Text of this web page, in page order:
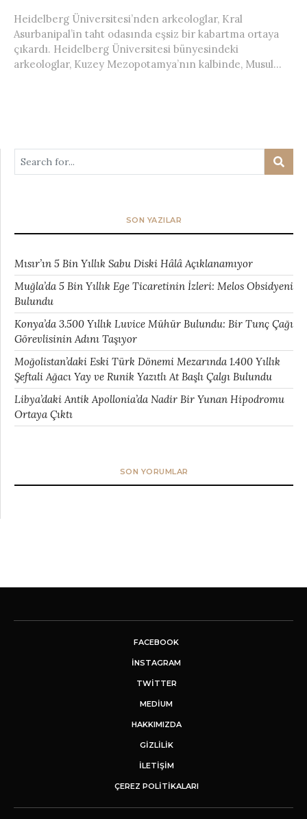
Heidelberg Üniversitesi’nden arkeologlar, Kral
Asurbanipal’in taht odasında eşsiz bir kabartma ortaya
çıkardı. Heidelberg Üniversitesi bünyesindeki
arkeologlar, Kuzey Mezopotamya’nın kalbinde, Musul...
SON YAZILAR
Mısır’ın 5 Bin Yıllık Sabu Diski Hâlâ Açıklanamıyor
Muğla’da 5 Bin Yıllık Ege Ticaretinin İzleri: Melos Obsidyeni
Bulundu
Konya’da 3.500 Yıllık Luvice Mühür Bulundu: Bir Tunç Çağı
Görevlisinin Adını Taşıyor
Moğolistan’daki Eski Türk Dönemi Mezarında 1.400 Yıllık
Şeftali Ağacı Yay ve Runik Yazıtlı At Başlı Çalgı Bulundu
Libya’daki Antik Apollonia’da Nadir Bir Yunan Hipodromu
Ortaya Çıktı
SON YORUMLAR
FACEBOOK
INSTAGRAM
TWITTER
MEDIUM
HAKKIMIZDA
GİZLİLİK
İLETIŞIM
ÇEREZ POLITIKALARI